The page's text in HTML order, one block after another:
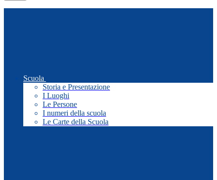
Scuola
Storia e Presentazione
I Luoghi
Le Persone
I numeri della scuola
Le Carte della Scuola